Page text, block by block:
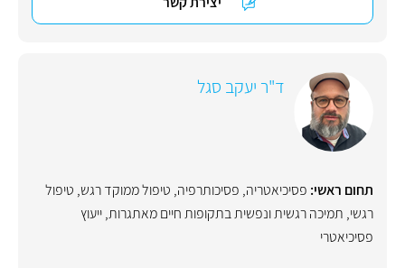
ד"ר יעקב סגל
תחום ראשי: פסיכיאטריה, פסיכותרפיה, טיפול ממוקד רגש, טיפול
רגשי, תמיכה רגשית ונפשית בתקופות חיים מאתגרות,ייעוץ
פסיכיאטרי